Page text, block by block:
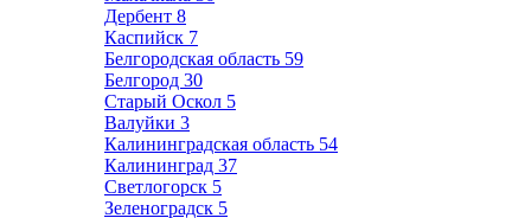
Дербент 8
Каспийск 7
Белгородская область 59
Белгород 30
Старый Оскол 5
Валуйки 3
Калининградская область 54
Калининград 37
Светлогорск 5
Зеленоградск 5